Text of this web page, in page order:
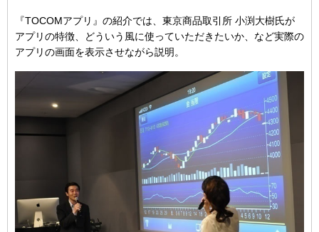
『TOCOMアプリ』の紹介では、東京商品取引所 小渕大樹氏が
アプリの特徴、どういう風に使っていただきたいか、など実際の
アプリの画面を表示させながら説明。